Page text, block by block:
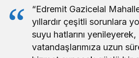
“Edremit Gazicelal
yıllardır çeşitli sorunlara
suyu hatlarını yenileyerek,
vatandaşlarımıza uzun